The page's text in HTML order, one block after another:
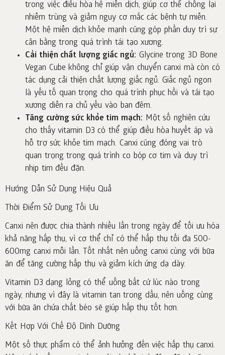
trong việc điều hòa hệ miễn dịch, giúp cơ thể chống lại
nhiễm trùng và giảm nguy cơ mắc các bệnh tự miễn.
Một hệ miễn dịch khỏe mạnh cũng góp phần duy trì sự
cân bằng trong quá trình tái tạo xương.
Cải thiện chất lượng giấc ngủ: Glycine trong 3D Bone
Vegan Cube không chỉ giúp vận chuyển canxi mà còn có
tác dụng cải thiện chất lượng giấc ngủ. Giấc ngủ ngon
là yếu tố quan trọng cho quá trình phục hồi và tái tạo
xương diễn ra chủ yếu vào ban đêm.
Tăng cường sức khỏe tim mạch: Một số nghiên cứu
cho thấy vitamin D3 có thể giúp điều hòa huyết áp và
hỗ trợ sức khỏe tim mạch. Canxi cũng đóng vai trò
quan trọng trong quá trình co bóp cơ tim và duy trì
nhịp tim đều đặn.
Hướng Dẫn Sử Dụng Hiệu Quả
Thời Điểm Sử Dụng Tối Ưu
Canxi nên được chia thành nhiều lần trong ngày để tối ưu hóa
khả năng hấp thụ, vì cơ thể chỉ có thể hấp thụ tối đa 500-
600mg canxi mỗi lần. Tốt nhất nên uống canxi cùng với bữa
ăn để tăng cường hấp thụ và giảm kích ứng dạ dày.
Vitamin D3 dạng lỏng có thể uống bất cứ lúc nào trong
ngày, nhưng vì đây là vitamin tan trong dầu, nên uống cùng
với bữa ăn chứa chất béo sẽ giúp hấp thụ tốt hơn.
Kết Hợp Với Chế Độ Dinh Dưỡng
Một số thực phẩm có thể ảnh hưởng đến việc hấp thụ canxi.